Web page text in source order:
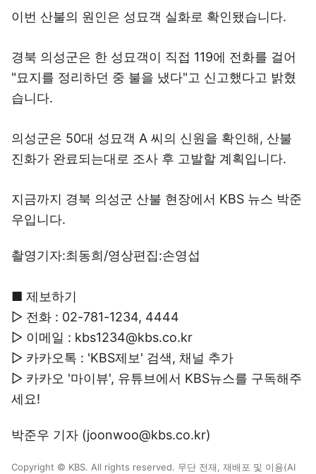
이번 산불의 원인은 성묘객 실화로 확인됐습니다.
경북 의성군은 한 성묘객이 직접 119에 전화를 걸어
"묘지를 정리하던 중 불을 냈다"고 신고했다고 밝혔
습니다.
의성군은 50대 성묘객 A 씨의 신원을 확인해, 산불
진화가 완료되는대로 조사 후 고발할 계획입니다.
지금까지 경북 의성군 산불 현장에서 KBS 뉴스 박준
우입니다.
촬영기자:최동희/영상편집:손영섭
■ 제보하기
▷ 전화 : 02-781-1234, 4444
▷ 이메일 : kbs1234@kbs.co.kr
▷ 카카오톡 : 'KBS제보' 검색, 채널 추가
▷ 카카오 '마이뷰', 유튜브에서 KBS뉴스를 구독해주
세요!
박준우 기자 (joonwoo@kbs.co.kr)
Copyright © KBS. All rights reserved. 무단 전재, 재배포 및 이용(AI